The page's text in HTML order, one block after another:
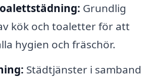
Grundlig
kök och toaletter för att
hygien och fräschör.
Städtjänster i samband